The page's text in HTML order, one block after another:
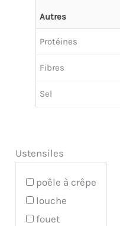
Autres
Protéines
Fibres
Sel
Ustensiles
poêle à crêpe
louche
fouet